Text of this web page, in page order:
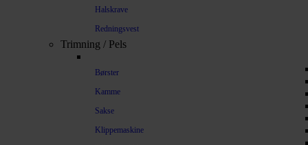
Halskrave
Redningsvest
Trimning / Pels
Børster
Kamme
Sakse
Klippemaskine